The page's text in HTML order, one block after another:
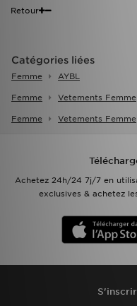
Retour
Catégories liées
Femme AYBL
Femme Vetements Femme
Femme Vetements Femme
Achetez 24h/24 7j/7 en
exclusives & achetez